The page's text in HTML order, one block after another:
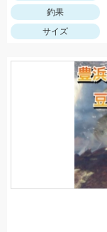
釣果
サイズ